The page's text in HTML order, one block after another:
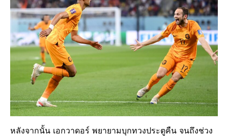
หลังจากนั้น เอกวาดอร์ พยายามบุกทวงประตูคืน จนถึงช่วง